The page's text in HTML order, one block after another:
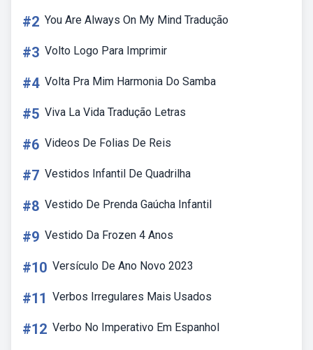
#2 You Are Always On My Mind Tradução
#3 Volto Logo Para Imprimir
#4 Volta Pra Mim Harmonia Do Samba
#5 Viva La Vida Tradução Letras
#6 Videos De Folias De Reis
#7 Vestidos Infantil De Quadrilha
#8 Vestido De Prenda Gaúcha Infantil
#9 Vestido Da Frozen 4 Anos
#10 Versículo De Ano Novo 2023
#11 Verbos Irregulares Mais Usados
#12 Verbo No Imperativo Em Espanhol